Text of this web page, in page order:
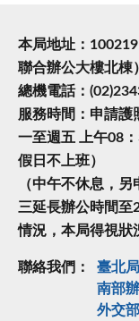
本局地址：
聯合辦公大樓北棟）
總機電話：
服務時間：申請護
一至週五 上午08
假日不上班）
（中午不休息，
三延長辦公時間至
情況，本局得視狀
聯絡我們： 臺北
南部
外交